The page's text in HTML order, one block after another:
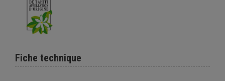
Fiche technique